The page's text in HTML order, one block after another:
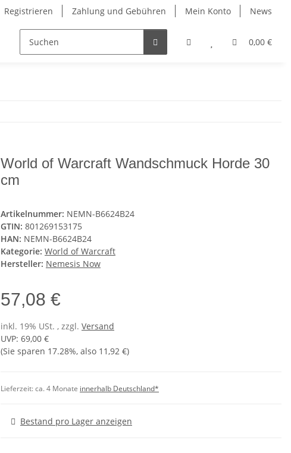
Registrieren Zahlung und Gebühren Mein Konto News
0,00 €
World of Warcraft Wandschmuck Horde 30
cm
Artikelnummer: NEMN-B6624B24
GTIN: 801269153175
HAN: NEMN-B6624B24
Kategorie: World of Warcraft
Hersteller: Nemesis Now
57,08 €
inkl. 19% USt. , zzgl. Versand
UVP: 69,00 €
(Sie sparen 17.28%, also 11,92 €)
Lieferzeit:ca. 4 Monate innerhalb Deutschland*
Bestand pro Lager anzeigen